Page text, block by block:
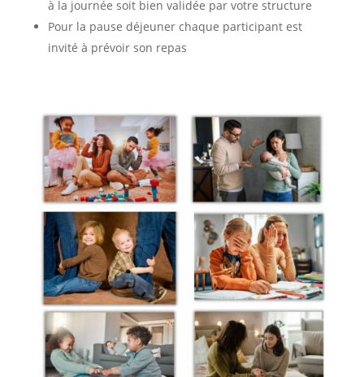
à la journée soit bien validée par votre structure
Pour la pause déjeuner chaque participant est
invité à prévoir son repas